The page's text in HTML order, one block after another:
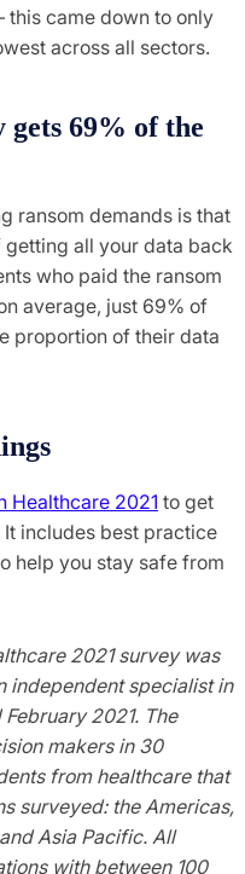
this came down to only
across all sectors.
gets 69% of the
ransom demands is that
all your data back
who paid the ransom
average, just 69% of
proportion of their data
Healthcare 2021 to get
includes best practice
help you stay safe from
2021 survey was
independent specialist in
2021. The
makers in 30
from healthcare that
surveyed: the Americas,
Asia Pacific. All
with between 100